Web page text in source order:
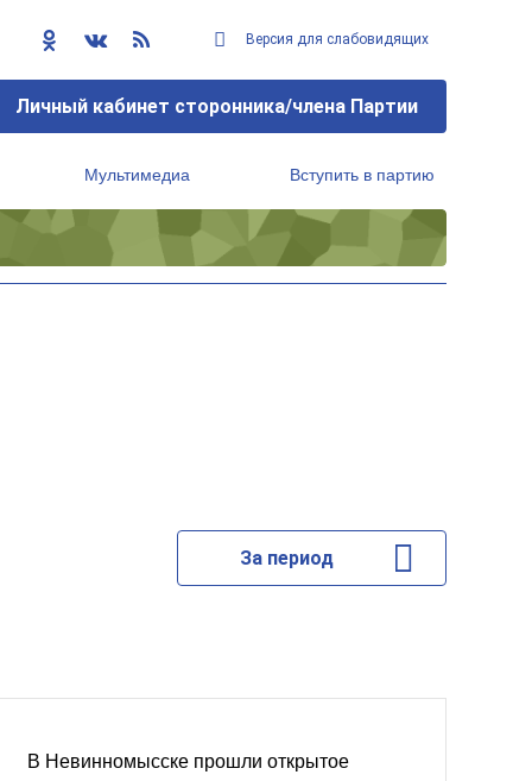
Версия для слабовидящих
Личный кабинет сторонника/члена Партии
Мультимедиа Вступить в партию
За период
В Невинномысске прошли открытое